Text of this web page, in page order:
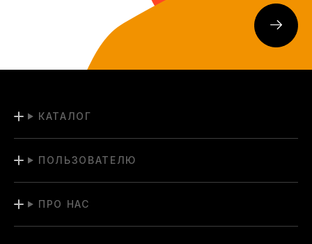
КАТАЛОГ
ПОЛЬЗОВАТЕЛЮ
ПРО НАС